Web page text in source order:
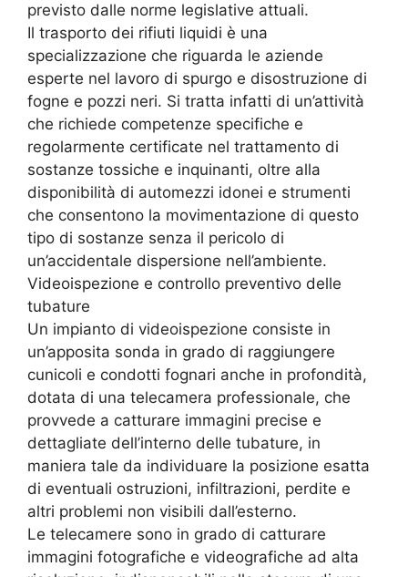
previsto dalle norme legislative attuali.
Il trasporto dei rifiuti liquidi è una
specializzazione che riguarda le aziende
esperte nel lavoro di spurgo e disostruzione di
fogne e pozzi neri. Si tratta infatti di un’attività
che richiede competenze specifiche e
regolarmente certificate nel trattamento di
sostanze tossiche e inquinanti, oltre alla
disponibilità di automezzi idonei e strumenti
che consentono la movimentazione di questo
tipo di sostanze senza il pericolo di
un’accidentale dispersione nell’ambiente.
Videoispezione e controllo preventivo delle
tubature
Un impianto di videoispezione consiste in
un’apposita sonda in grado di raggiungere
cunicoli e condotti fognari anche in profondità,
dotata di una telecamera professionale, che
provvede a catturare immagini precise e
dettagliate dell’interno delle tubature, in
maniera tale da individuare la posizione esatta
di eventuali ostruzioni, infiltrazioni, perdite e
altri problemi non visibili dall’esterno.
Le telecamere sono in grado di catturare
immagini fotografiche e videografiche ad alta